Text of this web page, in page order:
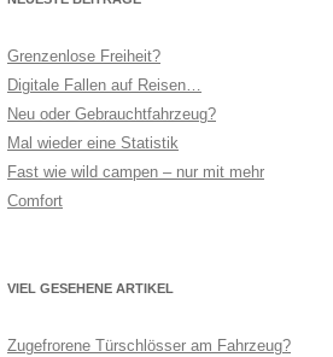
Grenzenlose Freiheit?
Digitale Fallen auf Reisen…
Neu oder Gebrauchtfahrzeug?
Mal wieder eine Statistik
Fast wie wild campen – nur mit mehr
Comfort
VIEL GESEHENE ARTIKEL
Zugefrorene Türschlösser am Fahrzeug?